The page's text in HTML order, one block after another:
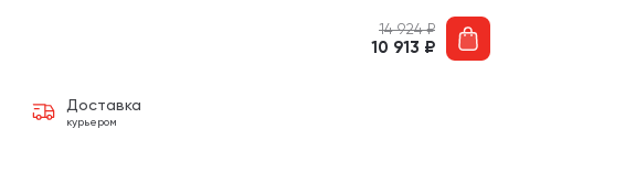
14 924₽
10 913 ₽
Доставка
курьером